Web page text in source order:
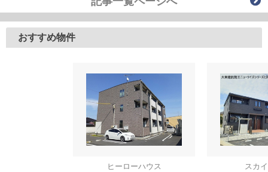
おすすめ物件
ヒーローハウス
スカ